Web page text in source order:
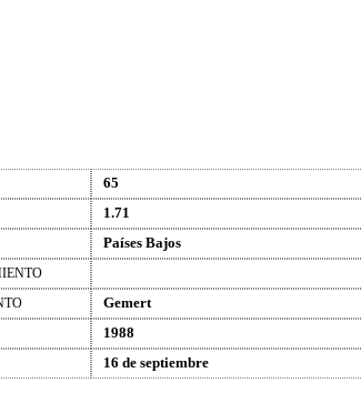
65
1.71
Países Bajos
Gemert
1988
16 de septiembre